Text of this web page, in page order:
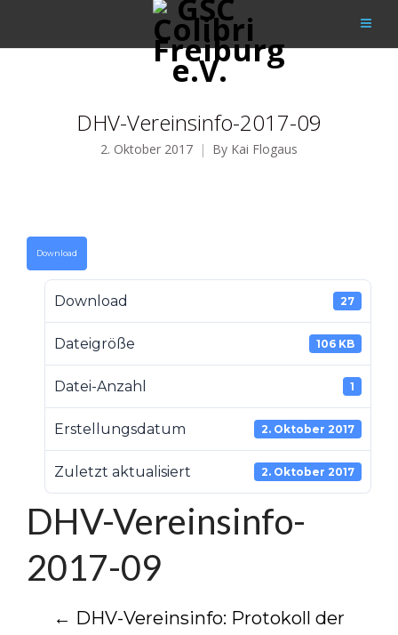
DHV-Vereinsinfo-2017-09
2. Oktober 2017 By Kai Flogaus
Download
Download 27
Dateigröße 106 KB
Datei-Anzahl 1
Erstellungsdatum 2. Oktober 2017
Zuletzt aktualisiert 2. Oktober 2017
DHV-Vereinsinfo-
2017-09
Post
← DHV-Vereinsinfo: Protokoll der